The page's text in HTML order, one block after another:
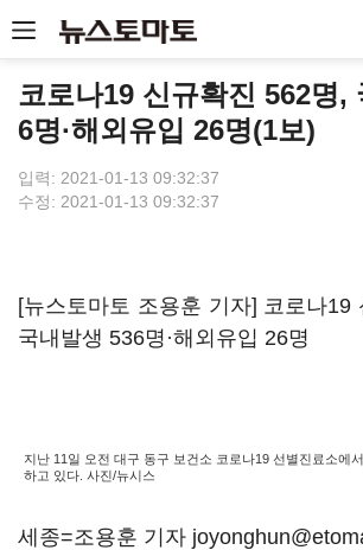
코로나19 신규확진 562명,
6명·해외유입 26명(1보)
입력: 2021-01-13 09:32:37
수정: 2021-01-13 09:32:37
[뉴스토마토 조용훈 기자] 코로나19
국내발생 536명·해외유입 26명
지난 11일 오전 대구 동구 보건소 코로나19 선별진료소에
하고 있다. 사진/뉴시스
세종=조용훈 기자